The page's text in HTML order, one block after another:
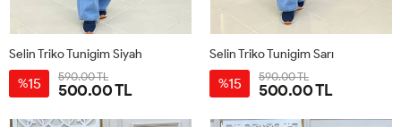
Selin Triko Tunigim Siyah
%15 590.00 TL
500.00 TL
Selin Triko Tunigim Sarı
%15 590.00 TL
500.00 TL